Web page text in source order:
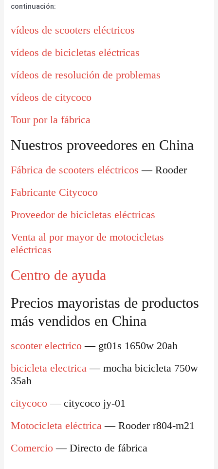
continuación:
vídeos de scooters eléctricos
vídeos de bicicletas eléctricas
vídeos de resolución de problemas
vídeos de citycoco
Tour por la fábrica
Nuestros proveedores en China
Fábrica de scooters eléctricos — Rooder
Fabricante Citycoco
Proveedor de bicicletas eléctricas
Venta al por mayor de motocicletas
eléctricas
Centro de ayuda
Precios mayoristas de productos
más vendidos en China
scooter electrico — gt01s 1650w 20ah
bicicleta electrica — mocha bicicleta 750w
35ah
citycoco — citycoco jy-01
Motocicleta eléctrica — Rooder r804-m21
Comercio — Directo de fábrica